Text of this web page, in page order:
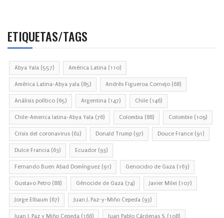
ETIQUETAS/TAGS
Abya Yala (557) América Latina (110)
América Latina-Abya yala (85) Andrés Figueroa Cornejo (68)
Análisis político (65) Argentina (147) Chile (146)
Chile-America latina-Abya Yala (76) Colombia (88) Colombie (109)
Crisis del coronavirus (62) Donald Trump (97) Douce France (91)
Dulce Francia (63) Ecuador (93)
Fernando Buen Abad Domínguez (91) Genocidio de Gaza (163)
Gustavo Petro (88) Génocide de Gaza (74) Javier Milei (107)
Jorge Elbaum (67) Juan J. Paz-y-Miño Cepeda (93)
Juan J. Paz y Miño Cepeda (166) Juan Pablo Cárdenas S. (108)